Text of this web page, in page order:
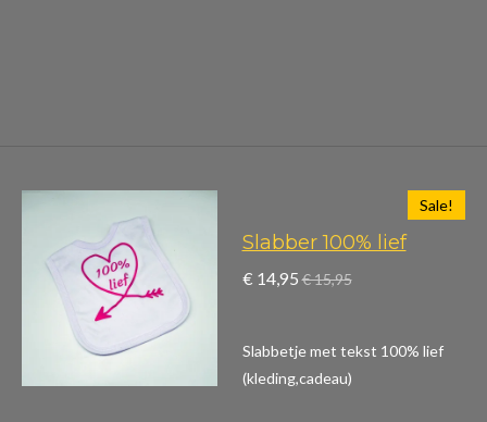
Sale!
Slabber 100% lief
€ 14,95 € 15,95
Slabbetje met tekst 100% lief
(kleding,cadeau)